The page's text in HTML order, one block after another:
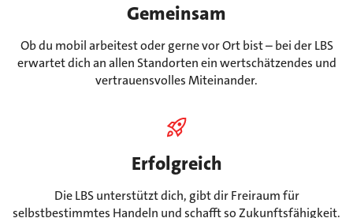
Gemeinsam
Ob du mobil arbeitest oder gerne vor Ort bist – bei der LBS
erwartet dich an allen Standorten ein wertschätzendes und
vertrauensvolles Miteinander.
Erfolgreich
Die LBS unterstützt dich, gibt dir Freiraum für
selbstbestimmtes Handeln und schafft so Zukunftsfähigkeit.